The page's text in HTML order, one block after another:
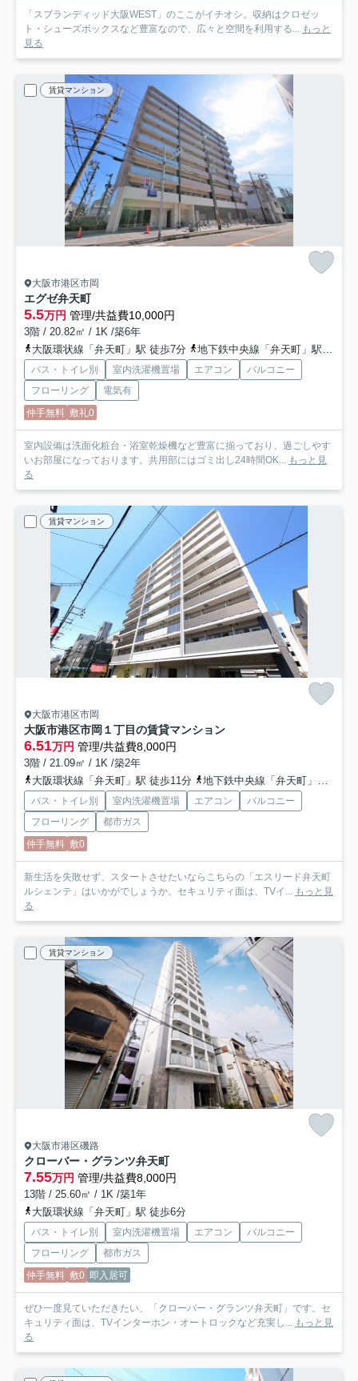
「スプランディッド大阪WEST」のここがイチオシ。収納はクロゼッ
ト・シューズボックスなど豊富なので、広々と空間を利用する... もっと
見る
賃貸マンション
大阪市港区市岡
エグゼ弁天町
5.5万円 管理/共益費10,000円
3階 / 20.82㎡ / 1K /築6年
大阪環状線「弁天町」駅 徒歩7分
地下鉄中央線「弁天町」駅 徒歩7分
バス・トイレ別 室内洗濯機置場 エアコン
バルコニー
フローリング
電気有
仲手無料 敷礼0
室内設備は洗面化粧台・浴室乾燥機など豊富に揃っており、過ごしやす
いお部屋になっております。共用部にはゴミ出し24時間OK... もっと見
る
賃貸マンション
大阪市港区市岡
大阪市港区市岡１丁目の賃貸マンション
6.51万円 管理/共益費8,000円
3階 / 21.09㎡ / 1K /築2年
大阪環状線「弁天町」駅 徒歩11分
地下鉄中央線「弁天町」駅 徒歩10分
バス・トイレ別 室内洗濯機置場 エアコン
バルコニー
フローリング
都市ガス
仲手無料 敷0
新生活を失敗せず、スタートさせたいならこちらの「エスリード弁天町
ルシェンテ」はいかがでしょうか。セキュリティ面は、TVイ... もっと見
る
賃貸マンション
大阪市港区磯路
クローバー・グランツ弁天町
7.55万円 管理/共益費8,000円
13階 / 25.60㎡ / 1K /築1年
大阪環状線「弁天町」駅 徒歩6分
バス・トイレ別 室内洗濯機置場 エアコン
バルコニー
フローリング
都市ガス
仲手無料 敷0 即入居可
ぜひ一度見ていただきたい、「クローバー・グランツ弁天町」です。セ
キュリティ面は、TVインターホン・オートロックなど充実し... もっと見
る